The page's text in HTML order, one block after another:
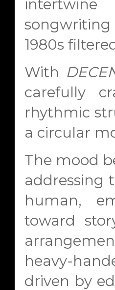
songwriting
1980s
With
carefully
rhythmic
a circular
The mood
addressing
human,
toward
heavy-
driven by